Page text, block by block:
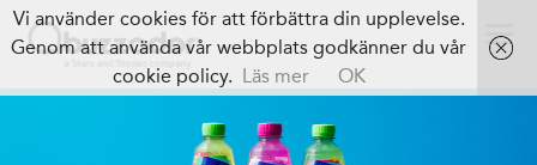
Vi använder cookies för att förbättra din upplevelse.
Genom att använda vår webbplats godkänner du vår
cookie policy. Läs mer OK